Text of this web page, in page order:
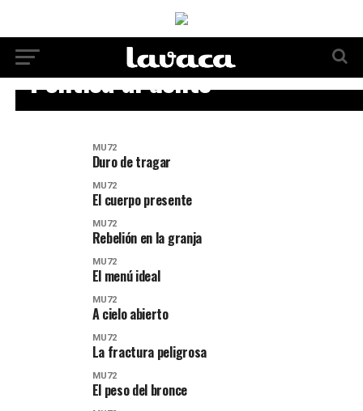
Política al dente
MU72
Duro de tragar
MU72
El cuerpo presente
MU72
Rebelión en la granja
MU72
El menú ideal
MU72
A cielo abierto
MU72
La fractura peligrosa
MU72
El peso del bronce